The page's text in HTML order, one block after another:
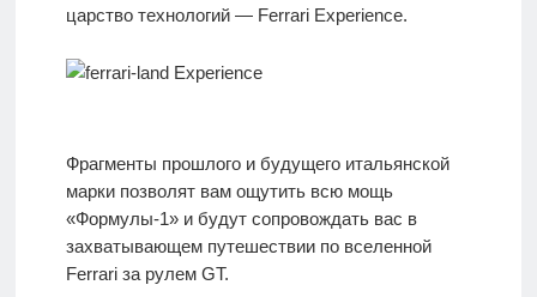
царство технологий — Ferrari Experience.
Фрагменты прошлого и будущего итальянской
марки позволят вам ощутить всю мощь
«Формулы-1» и будут сопровождать вас в
захватывающем путешествии по вселенной
Ferrari за рулем GT.